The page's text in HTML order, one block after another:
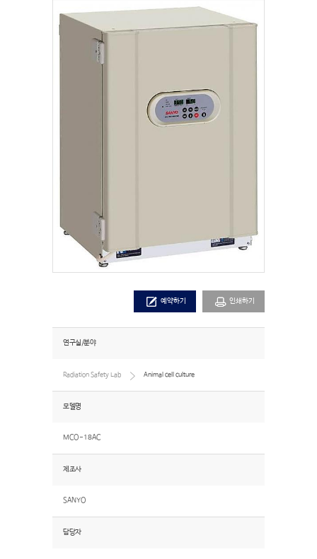
예약하기 인쇄하기
연구실/분야
Radiation Safety Lab Animal cell culture
모델명
MCO-18AC
제조사
SANYO
담당자